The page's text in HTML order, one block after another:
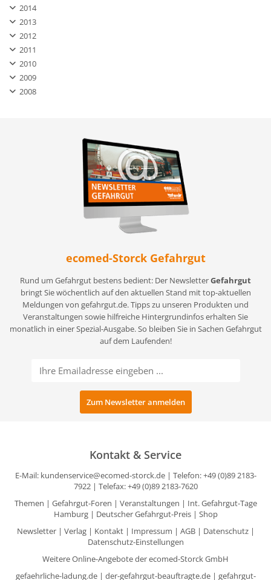
2014
2013
2012
2011
2010
2009
2008
ecomed-Storck Gefahrgut
Rund um Gefahrgut bestens bedient: Der NewsletterGefahrgut
bringt Sie wöchentlich auf den aktuellen Stand mit top-aktuellen
Meldungen von gefahrgut.de. Tipps zu unseren Produkten und
Veranstaltungen sowie hilfreiche Hintergrundinfos erhalten Sie
monatlich in einer Spezial-Ausgabe. So bleiben Sie in Sachen Gefahrgut
auf dem Laufenden!
Kontakt & Service
E-Mail: kundenservice@ecomed-storck.de| Telefon: +49 (0)89 2183-
7922 | Telefax: +49 (0)89 2183-7620
Themen | Gefahrgut-Foren | Veranstaltungen | Int. Gefahrgut-Tage
Hamburg| Deutscher Gefahrgut-Preis| Shop
Newsletter| Verlag| Kontakt| Impressum | AGB| Datenschutz|
Datenschutz-Einstellungen
Weitere Online-Angebote der ecomed-Storck GmbH
gefaehrliche-ladung.de| der-gefahrgut-beauftragte.de| gefahrgut-